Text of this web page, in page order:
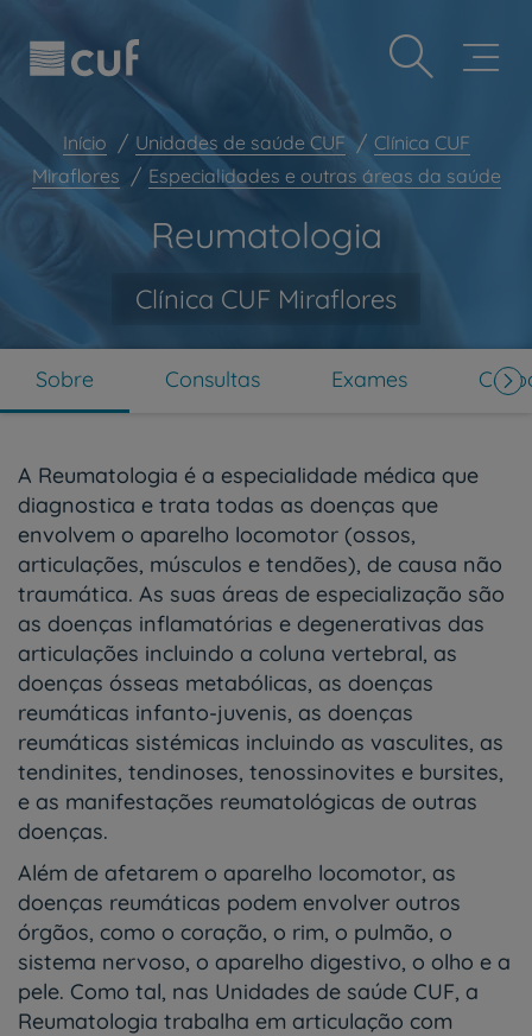
este
inclui
sistema
acessibilidade.
para
conteúdo
Prevenção e bem-estar
Grandes Áreas da Saúde
Serviços CUF
Plano +CUF
Clientes e acompanhantes
CUF Academic Center
Sobre nós
Contacte-nos
Início Unidades de saúde CUF
Clínica CUF
Miraflores
Especialidades e outras áreas da saúde
Reumatologia
Clínica CUF Miraflores
Sobre Consultas Exames
A Reumatologia é a especialidade médica que
diagnostica e trata todas as doenças que
envolvem o aparelho locomotor (ossos,
articulações, músculos e tendões), de causa não
traumática. As suas áreas de especialização são
as doenças inflamatórias e degenerativas das
articulações incluindo a coluna vertebral, as
doenças ósseas metabólicas, as doenças
reumáticas infanto-juvenis, as doenças
reumáticas sistémicas incluindo as vasculites, as
tendinites, tendinoses, tenossinovites e bursites,
e as manifestações reumatológicas de outras
doenças.
Além de afetarem o aparelho locomotor, as
doenças reumáticas podem envolver outros
órgãos, como o coração, o rim, o pulmão, o
sistema nervoso, o aparelho digestivo, o olho e a
pele. Como tal, nas Unidades de saúde CUF, a
Reumatologia trabalha em articulação com